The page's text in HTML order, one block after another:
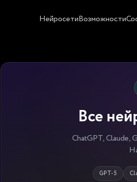
НейросетиВозможности
Все
ChatGPT, Claude,
GPT-5